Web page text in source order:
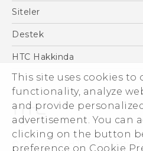
This site uses cookies
functionality, analyze
and provide
advertisement. You can
clicking on the button
preference on Cookie
English -
Akıllı Telefonlar
VIVE
Siteler
HTC Dev
Destek
Destek Merkezi
HTC Hakkinda
ESG
Yatırımcı (İNGİLİZCE)
Gizlilik Politikası
Ürün Güvenliği
© 2011-2026 HTC Corporation